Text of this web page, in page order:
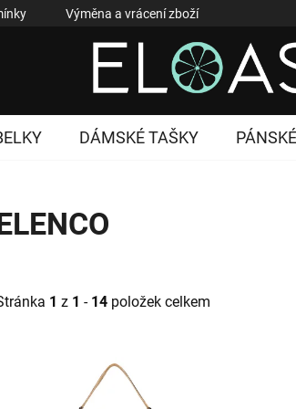
Výměna a vrácení zboží
DÁMSKÉ TAŠKY
1 z 1 - 14 položek celkem